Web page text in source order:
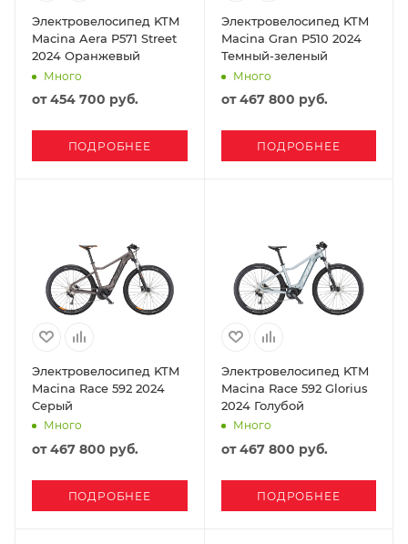
Электровелосипед KTM
Macina Aera P571 Street
2024 Оранжевый
Много
от454 700 руб.
ПОДРОБНЕЕ
Электровелосипед KTM
Macina Gran P510 2024
Темный-зеленый
Много
от467 800 руб.
ПОДРОБНЕЕ
Электровелосипед KTM
Macina Race 592 2024
Серый
Много
от467 800 руб.
ПОДРОБНЕЕ
Электровелосипед KTM
Macina Race 592 Glorius
2024 Голубой
Много
от467 800 руб.
ПОДРОБНЕЕ